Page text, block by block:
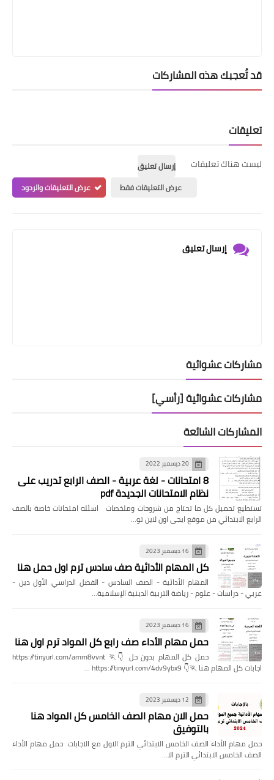
قد تُعجبك هذه المشاركات
تعليقات
ليست هناك تعليقات
إرسال تعليق
عرض التعليقات فقط
عرض التعليقات والردود
إرسال تعليق
مشاركات عشوائية
مشاركات عشوائية [رأسي]
المشاركات الشائعة
20 ديسمبر 2022
8 امتحانات - لغة عربية - الصف الرابع تدريب على
نظام الامتحانات الجديدة pdf
تستطيع تحميل كل ما تحتاج من شروحات وملخصات اسئله امتحانات خاصة بالصف
الرابع الابتدائي من موقع ايجى اون لاين تو…
16 ديسمبر 2023
كل المهام الأدائية صف سادس ترم اول حمل هنا
المهام الأدائية - الصف السادس - الفصل الدراسي الأول دين -
عربي - دراسات - علوم - رياضة التربية الدينية الإسلامية…
16 ديسمبر 2023
حمل مهام الأداء صف رابع كل المواد ترم اول هنا
حمل كل المهام بدون حل 👇🏃 https://tinyurl.com/amm8vvnt
اجابات كل المهام هنا 🏃👇 https://tinyurl.com/4dv9ybx9 …
12 ديسمبر 2023
حمل الان مهام الصف الخامس كل المواد هنا
بالتوفيق
حمل مهام الأداء الصف الخامس الابتدائي الترم الاول مع الاجابات حمل مهام الأداء
الصف الخامس الابتدائي الترم الا…